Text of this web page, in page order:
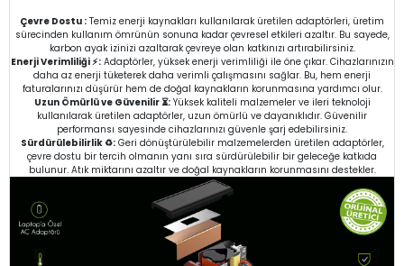
Çevre Dostu : Temiz enerji kaynakları kullanılarak üretilen adaptörleri, üretim
sürecinden kullanım ömrünün sonuna kadar çevresel etkileri azaltır. Bu sayede,
karbon ayak izinizi azaltarak çevreye olan katkınızı artırabilirsiniz.
Enerji Verimliliği ⚡:Adaptörler, yüksek enerji verimliliği ile öne çıkar. Cihazlarınızın
daha az enerji tüketerek daha verimli çalışmasını sağlar. Bu, hem enerji
faturalarınızı düşürür hem de doğal kaynakların korunmasına yardımcı olur.
Uzun Ömürlü ve Güvenilir ⏳:Yüksek kaliteli malzemeler ve ileri teknoloji
kullanılarak üretilen adaptörler, uzun ömürlü ve dayanıklıdır. Güvenilir
performansı sayesinde cihazlarınızı güvenle şarj edebilirsiniz.
Sürdürülebilirlik ♻️:Geri dönüştürülebilir malzemelerden üretilen adaptörler,
çevre dostu bir tercih olmanın yanı sıra sürdürülebilir bir geleceğe katkıda
bulunur. Atık miktarını azaltır ve doğal kaynakların korunmasını destekler.